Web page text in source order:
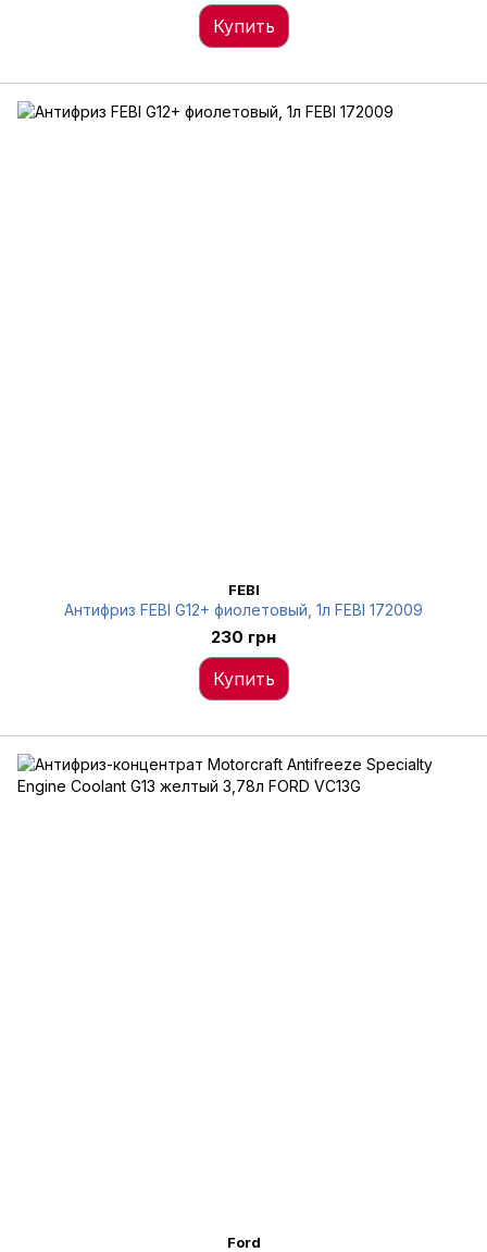
Купить
FEBI
Антифриз FEBI G12+ фиолетовый, 1л FEBI 172009
230 грн
Купить
Ford